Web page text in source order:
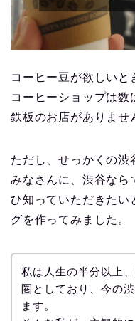
コーヒー豆が欲しいと
コーヒーショップは数
鉄板のお店がありませ
ただし、せっかくの渋
みなさんに、渋谷なら
ひ知っていただきたい
グを作ってみました。
私は人生の半分以上
圏としており、今の
ます。